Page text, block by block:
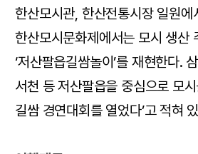
한산모시관, 한산전통시장 일원에
한산모시문화제에서는 모시 생산
‘저산팔읍길쌈놀이’를 재현한다.
서천 등 저산팔읍을 중심으로 모
길쌈 경연대회를 열었다’고 적혀